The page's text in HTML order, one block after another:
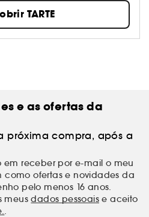
TARTE
e as ofertas da
próxima compra, após a
em receber por e-mail o meu
ofertas e novidades da
pelo menos 16 anos.
meusdados pessoais e aceito